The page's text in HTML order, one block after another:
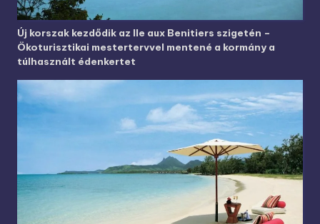
Új korszak kezdődik az Ile aux Benitiers szigetén –
Ökoturisztikai mestertervvel mentené a kormány a
túlhasznált édenkertet